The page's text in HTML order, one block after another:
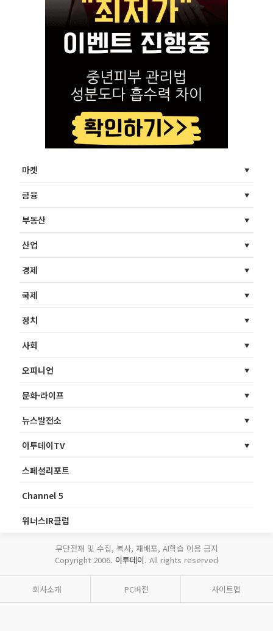
마켓
금융
부동산
산업
경제
국제
정치
사회
오피니언
문화·라이프
뉴스발전소
이투데이TV
스페셜리포트
Channel 5
위너스IR클럽
무단전재 및 수집, 복사, 재배포, AI학습 이용 금지
Copyright 2006. 이투데이. All rights reserved
회사소개 PC버전 사이트맵